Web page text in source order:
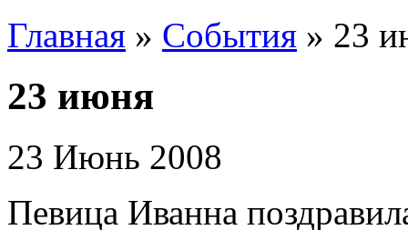
Главная » События » 23
23 июня
23 Июнь 2008
Певица Иванна